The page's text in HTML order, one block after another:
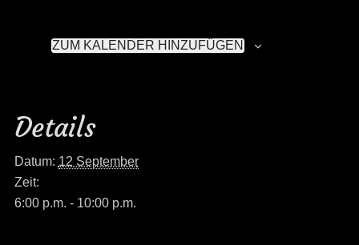
ZUM KALENDER HINZUFÜGEN
Details
Datum: 12 September
Zeit:
6:00 p.m. - 10:00 p.m.